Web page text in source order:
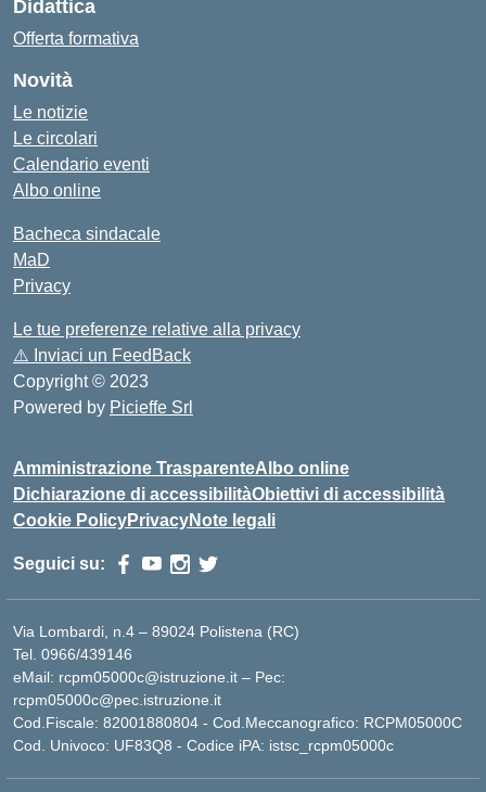
Didattica
Offerta formativa
Novità
Le notizie
Le circolari
Calendario eventi
Albo online
Bacheca sindacale
MaD
Privacy
Le tue preferenze relative alla privacy
⚠️ Inviaci un FeedBack
Copyright © 2023
Powered by Picieffe Srl
Amministrazione TrasparenteAlbo online
Dichiarazione di accessibilitàObiettivi di accessibilità
Cookie PolicyPrivacyNote legali
Seguici su:
Via Lombardi, n.4 – 89024 Polistena (RC)
Tel. 0966/439146
eMail: rcpm05000c@istruzione.it – Pec:
rcpm05000c@pec.istruzione.it
Cod.Fiscale: 82001880804 - Cod.Meccanografico: RCPM05000C
Cod. Univoco: UF83Q8 - Codice iPA: istsc_rcpm05000c